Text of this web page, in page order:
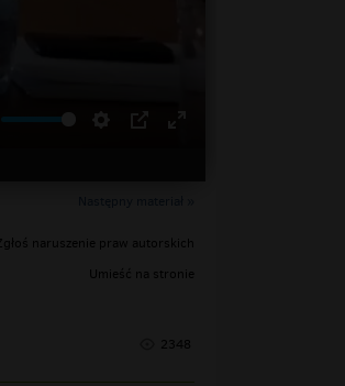
naruszenie praw autorskich
Umieść na stronie
2348